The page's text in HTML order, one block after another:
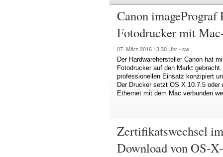
Canon
Fotodrucker mit
07. März 2016 13:30 Uhr - sw
Der Hardwarehersteller Canon hat
Fotodrucker auf den Markt
professionellen Einsatz konzipiert
Der Drucker setzt OS X 10.7.5
Ethernet mit dem Mac verbunden
Zertifikatswechsel
Download von OS-